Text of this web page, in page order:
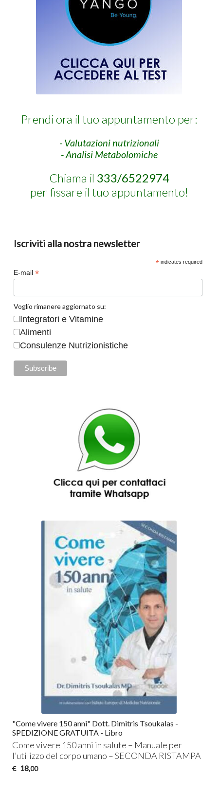
Prendi ora il tuo appuntamento per:
- Valutazioni nutrizionali
- Analisi Metabolomiche
Chiama il 333/6522974
per fissare il tuo appuntamento!
Iscriviti alla nostra newsletter
* indicates required
E-mail *
Voglio rimanere aggiornato su:
Integratori e Vitamine
Alimenti
Consulenze Nutrizionistiche
"Come vivere 150 anni" Dott. Dimitris Tsoukalas -
SPEDIZIONE GRATUITA - Libro
Come vivere 150 anni in salute – Manuale per
l’utilizzo del corpo umano –SECONDA RISTAMPA
€ 18,00